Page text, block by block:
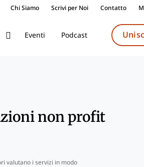
Chi Siamo Scrivi per Noi Contatto
Eventi Podcast
non profit
valutano i servizi in modo